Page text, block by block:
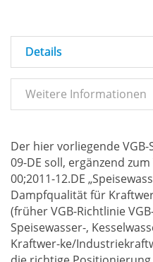
Details
Weitere Informationen
Der hier vorliegende VGB-
09-DE soll, ergänzend
00;2011-12.DE
Dampfqualität für
(früher VGB-Richtlinie
Speisewasser-,
Kraftwer-ke/